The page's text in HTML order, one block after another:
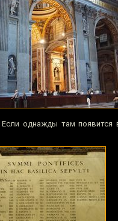
Если однажды там